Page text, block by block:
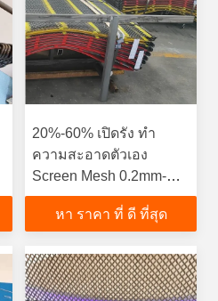
20%-60% เปิดรัง ทํา
ความสะอาดตัวเอง
Screen Mesh 0.2mm-
1.2mm กว้างสาย 1.5kg-
7.5kg ความจุ
หา ราคา ที่ ดี ที่สุด